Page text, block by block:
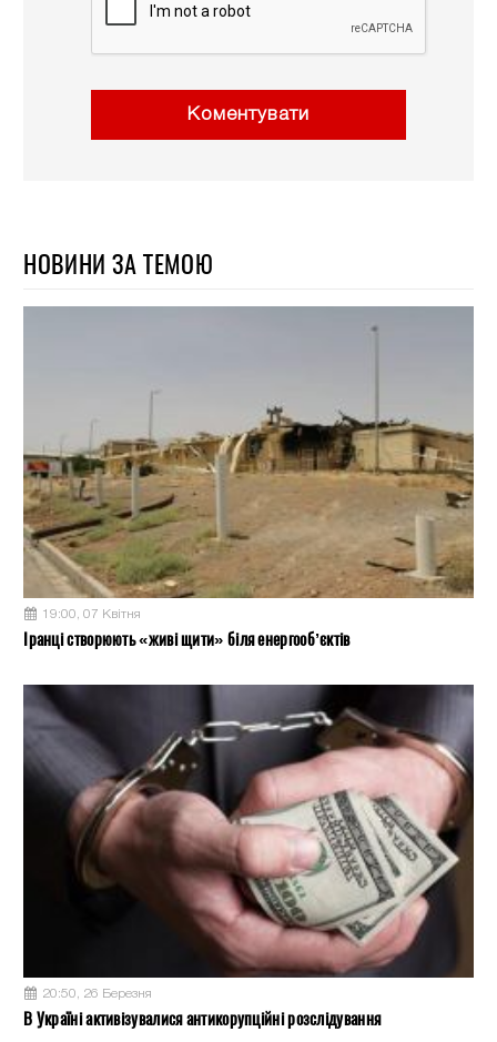
Коментувати
НОВИНИ ЗА ТЕМОЮ
19:00, 07 Квітня
Іранці створюють «живі щити» біля енергооб’єктів
20:50, 26 Березня
В Україні активізувалися антикорупційні розслідування